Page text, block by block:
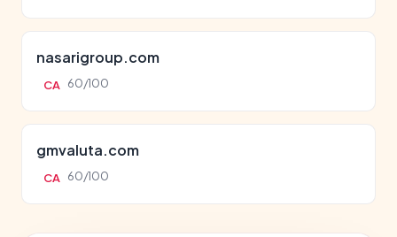
nasarigroup.com
CA 60/100
gmvaluta.com
CA 60/100